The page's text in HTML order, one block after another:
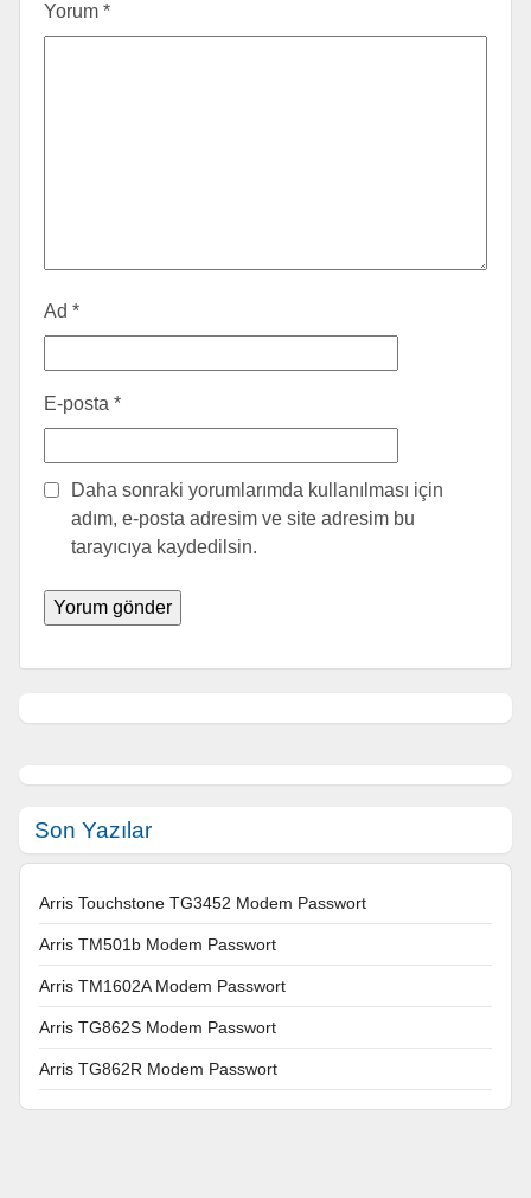
Yorum *
Ad *
E-posta *
Daha sonraki yorumlarımda kullanılması için
adım, e-posta adresim ve site adresim bu
tarayıcıya kaydedilsin.
Son Yazılar
Arris Touchstone TG3452 Modem Passwort
Arris TM501b Modem Passwort
Arris TM1602A Modem Passwort
Arris TG862S Modem Passwort
Arris TG862R Modem Passwort